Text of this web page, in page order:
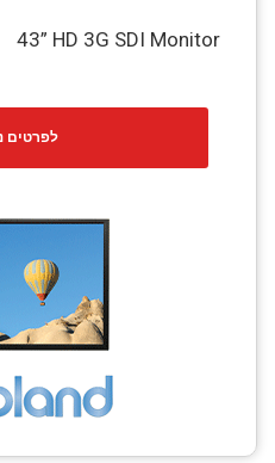
43” HD 3G SDI Monitor
לפרטים